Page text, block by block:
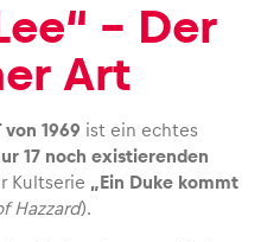
Alle anzeigen
– Der
Art
1969 ist ein echtes
17 noch existierenden
Kultserie „Ein Duke kommt
Hazzard).